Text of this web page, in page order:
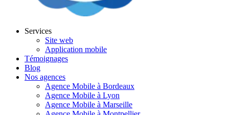
Services
Site web
Application mobile
Témoignages
Blog
Nos agences
Agence Mobile à Bordeaux
Agence Mobile à Lyon
Agence Mobile à Marseille